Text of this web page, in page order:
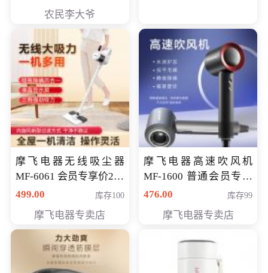
农民李大爷
摩飞电器无线吸尘器
MF-6061 会员专享价299
元
499.00 库存100
摩飞电器专卖店
摩飞电器高速吹风机
MF-1600 普通会员专享
价298元
476.00 库存99
摩飞电器专卖店